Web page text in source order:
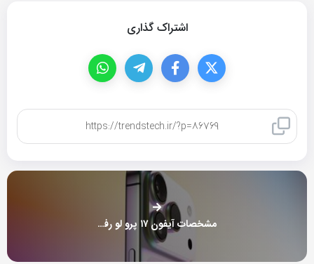
اشتراک گذاری
مشخصات آیفون ۱۷ پرو لو رفت